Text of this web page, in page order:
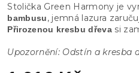
Stolička Green Harmony je
bambusu, jemná lazura
Přirozenou kresbu dřevasi
Upozornění: Odstín a kresba